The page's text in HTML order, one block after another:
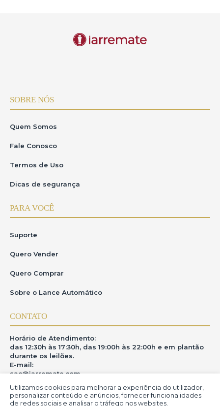
Utilizamos cookies para melhorar a experiência do utilizador,
personalizar conteúdo e anúncios, fornecer funcionalidades
de redes sociais e analisar o tráfego nos websites.
SOBRE NÓS
Quem Somos
Fale Conosco
Termos de Uso
Dicas de segurança
PARA VOCÊ
Suporte
Quero Vender
Quero Comprar
Sobre o Lance Automático
CONTATO
Horário de Atendimento:
das 12:30h às 17:30h, das 19:00h às 22:00h e em plantão
durante os leilões.
E-mail:
sac@iarremate.com
ONDE ESTAMOS